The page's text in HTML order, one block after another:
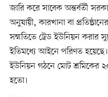
জারি করে সাবেক অন্তর্বর্তী
অনুযায়ী, কারখানা বা
সম্মতিতে ট্রেড ইউনিয়ন করার
ইতিমধ্যে আইনে পরিণত
ইউনিয়ন গঠনে মোট শ্রমিকের
হতো।